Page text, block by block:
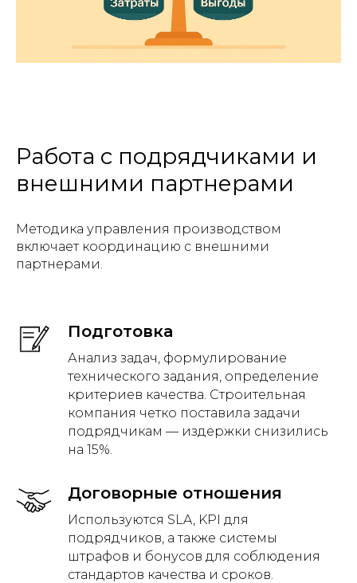
Работа с подрядчиками и
внешними партнерами
Методика управления производством
включает координацию с внешними
партнерами.
Подготовка
Анализ задач, формулирование
технического задания, определение
критериев качества. Строительная
компания четко поставила задачи
подрядчикам — издержки снизились
на 15%.
Договорные отношения
Используются SLA, KPI для
подрядчиков, а также системы
штрафов и бонусов для соблюдения
стандартов качества и сроков.